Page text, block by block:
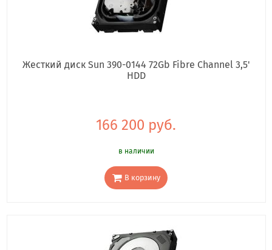
Жесткий диск Sun 390-0144 72Gb Fibre Channel 3,5'
HDD
166 200 руб.
в наличии
В корзину